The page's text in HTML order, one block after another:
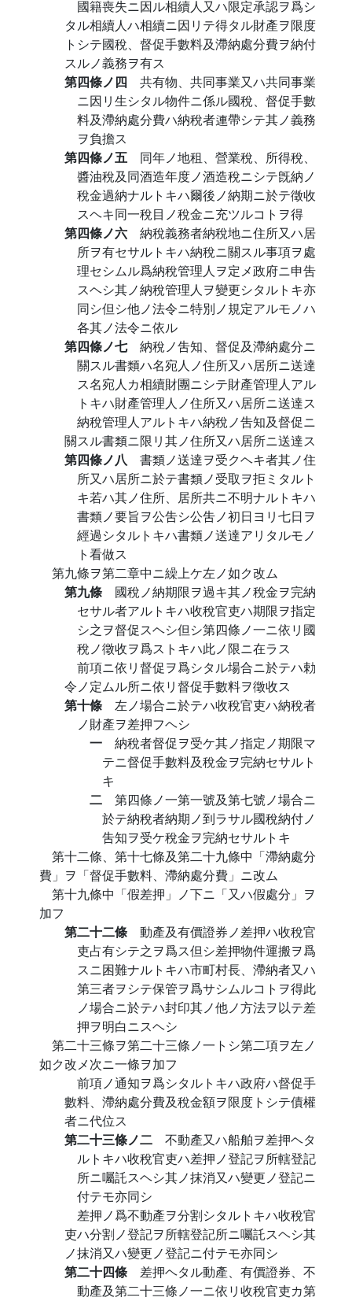
國籍喪失ニ因ル相續人又ハ限定承認ヲ爲シ
タル相續人ハ相續ニ因リテ得タル財產ヲ限度
トシテ國稅、督促手數料及滯納處分費ヲ納付
スルノ義務ヲ有ス
第四條ノ四 共有物、共同事業又ハ共同事業
ニ因リ生シタル物件ニ係ル國稅、督促手數
料及滯納處分費ハ納稅者連帶シテ其ノ義務
ヲ負擔ス
第四條ノ五 同年ノ地租、營業稅、所得稅、
醬油稅及同酒造年度ノ酒造稅ニシテ旣納ノ
稅金過納ナルトキハ爾後ノ納期ニ於テ徵收
スヘキ同一稅目ノ稅金ニ充ツルコトヲ得
第四條ノ六 納稅義務者納稅地ニ住所又ハ居
所ヲ有セサルトキハ納稅ニ關スル事項ヲ處
理セシムル爲納稅管理人ヲ定メ政府ニ申吿
スヘシ其ノ納稅管理人ヲ變更シタルトキ亦
同シ但シ他ノ法令ニ特別ノ規定アルモノハ
各其ノ法令ニ依ル
第四條ノ七 納稅ノ吿知、督促及滯納處分ニ
關スル書類ハ名宛人ノ住所又ハ居所ニ送達
ス名宛人カ相續財團ニシテ財產管理人アル
トキハ財產管理人ノ住所又ハ居所ニ送達ス
納稅管理人アルトキハ納稅ノ吿知及督促ニ
關スル書類ニ限リ其ノ住所又ハ居所ニ送達ス
第四條ノ八 書類ノ送達ヲ受クヘキ者其ノ住
所又ハ居所ニ於テ書類ノ受取ヲ拒ミタルト
キ若ハ其ノ住所、居所共ニ不明ナルトキハ
書類ノ要旨ヲ公吿シ公吿ノ初日ヨリ七日ヲ
經過シタルトキハ書類ノ送達アリタルモノ
ト看做ス
第九條ヲ第二章中ニ繰上ケ左ノ如ク改ム
第九條 國稅ノ納期限ヲ過キ其ノ稅金ヲ完納
セサル者アルトキハ收稅官吏ハ期限ヲ指定
シ之ヲ督促スヘシ但シ第四條ノ一ニ依リ國
稅ノ徵收ヲ爲ストキハ此ノ限ニ在ラス
前項ニ依リ督促ヲ爲シタル場合ニ於テハ勅
令ノ定ムル所ニ依リ督促手數料ヲ徵收ス
第十條 左ノ場合ニ於テハ收稅官吏ハ納稅者
ノ財產ヲ差押フヘシ
一 納稅者督促ヲ受ケ其ノ指定ノ期限マ
テニ督促手數料及稅金ヲ完納セサルト
キ
二 第四條ノ一第一號及第七號ノ場合ニ
於テ納稅者納期ノ到ラサル國稅納付ノ
吿知ヲ受ケ稅金ヲ完納セサルトキ
第十二條、第十七條及第二十九條中「滯納處分
費」ヲ「督促手數料、滯納處分費」ニ改ム
第十九條中「假差押」ノ下ニ「又ハ假處分」ヲ
加フ
第二十二條 動產及有價證券ノ差押ハ收稅官
吏占有シテ之ヲ爲ス但シ差押物件運搬ヲ爲
スニ困難ナルトキハ市町村長、滯納者又ハ
第三者ヲシテ保管ヲ爲サシムルコトヲ得此
ノ場合ニ於テハ封印其ノ他ノ方法ヲ以テ差
押ヲ明白ニスヘシ
第二十三條ヲ第二十三條ノ一トシ第二項ヲ左ノ
如ク改メ次ニ一條ヲ加フ
前項ノ通知ヲ爲シタルトキハ政府ハ督促手
數料、滯納處分費及稅金額ヲ限度トシテ債權
者ニ代位ス
第二十三條ノ二 不動產又ハ船舶ヲ差押ヘタ
ルトキハ收稅官吏ハ差押ノ登記ヲ所轄登記
所ニ囑託スヘシ其ノ抹消又ハ變更ノ登記ニ
付テモ亦同シ
差押ノ爲不動產ヲ分割シタルトキハ收稅官
吏ハ分割ノ登記ヲ所轄登記所ニ囑託スヘシ其
ノ抹消又ハ變更ノ登記ニ付テモ亦同シ
第二十四條 差押ヘタル動產、有價證券、不
動產及第二十三條ノ一ニ依リ收稅官吏カ第